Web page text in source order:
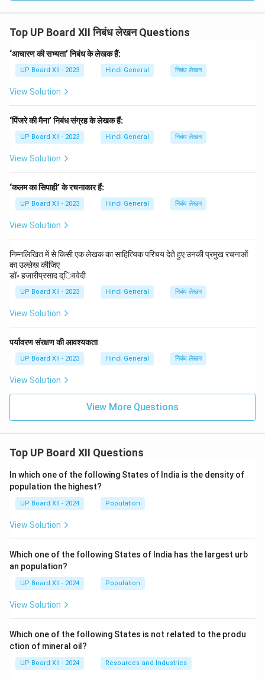
Top UP Board XII निबंध लेखन Questions
‘आचारण की सभ्यता’ निबंध के लेखक हैं:
UP Board XII - 2023 Hindi General निबंध लेखन
View Solution
‘पिंजरे की मैना’ निबंध संग्रह के लेखक हैं:
UP Board XII - 2023 Hindi General निबंध लेखन
View Solution
‘कलम का सिपाही’ के रचनाकार हैं:
UP Board XII - 2023 Hindi General निबंध लेखन
View Solution
निम्नलिखित में से किसी एक लेखक का साहित्यिक परिचय देते हुए उनकी प्रमुख रचनाओं
का उल्लेख कीजिए
डॉ॰ हजारीप्रसाद द्िववेदी
UP Board XII - 2023 Hindi General निबंध लेखन
View Solution
पर्यावरण संरक्षण की आवश्यकता
UP Board XII - 2023 Hindi General निबंध लेखन
View Solution
View More Questions
Top UP Board XII Questions
In which one of the following States of India is the density of
population the highest?
UP Board XII - 2024 Population
View Solution
Which one of the following States of India has the largest urb
an population?
UP Board XII - 2024 Population
View Solution
Which one of the following States is not related to the produ
ction of mineral oil?
UP Board XII - 2024 Resources and Industries